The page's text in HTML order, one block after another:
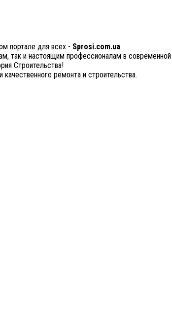
портале для всех - Sprosi.com.ua.
так и настоящим профессионалам в
Строительства!
ремонта и строительства.